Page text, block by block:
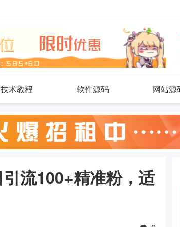
技术教程 软件源码 网站源
流100+精准粉，适